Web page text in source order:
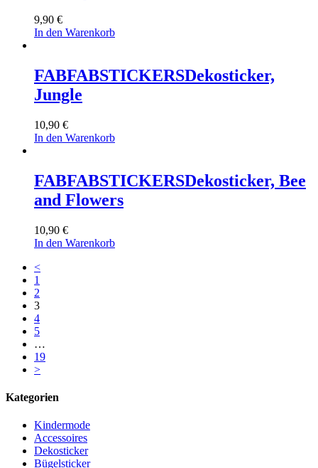
9,90 €
In den Warenkorb
FABFABSTICKERSDekosticker,
Jungle
10,90 €
In den Warenkorb
FABFABSTICKERSDekosticker, Bee
and Flowers
10,90 €
In den Warenkorb
<
1
2
3
4
5
…
19
>
Kategorien
Kindermode
Accessoires
Dekosticker
Bügelsticker